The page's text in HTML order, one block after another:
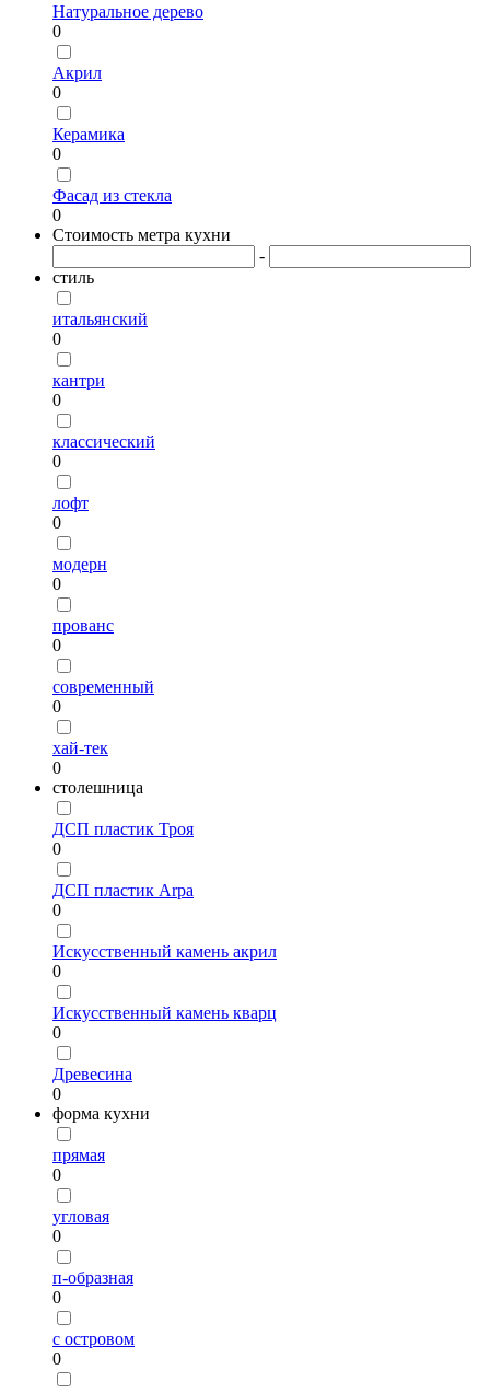
Натуральное дерево
0
Акрил
0
Керамика
0
Фасад из стекла
0
Стоимость метра кухни
-
стиль
итальянский
0
кантри
0
классический
0
лофт
0
модерн
0
прованс
0
современный
0
хай-тек
0
столешница
ДСП пластик Троя
0
ДСП пластик Arpa
0
Искусственный камень акрил
0
Искусственный камень кварц
0
Древесина
0
форма кухни
прямая
0
угловая
0
п-образная
0
с островом
0